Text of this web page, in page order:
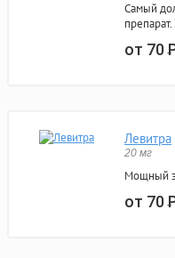
Самый
от 70
Левитра
20 мг
Мощный
от 70